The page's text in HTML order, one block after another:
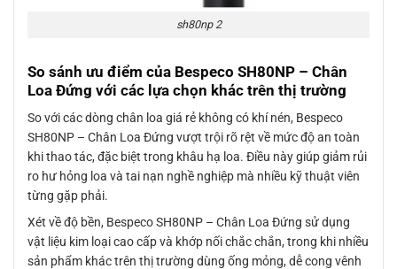
sh80np 2
So sánh ưu điểm của Bespeco SH80NP – Chân
Loa Đứng với các lựa chọn khác trên thị trường
So với các dòng chân loa giá rẻ không có khí nén, Bespeco
SH80NP – Chân Loa Đứng vượt trội rõ rệt về mức độ an toàn
khi thao tác, đặc biệt trong khâu hạ loa. Điều này giúp giảm rủi
ro hư hỏng loa và tai nạn nghề nghiệp mà nhiều kỹ thuật viên
từng gặp phải.
Xét về độ bền, Bespeco SH80NP – Chân Loa Đứng sử dụng
vật liệu kim loại cao cấp và khớp nối chắc chắn, trong khi nhiều
sản phẩm khác trên thị trường dùng ống mỏng, dễ cong vênh